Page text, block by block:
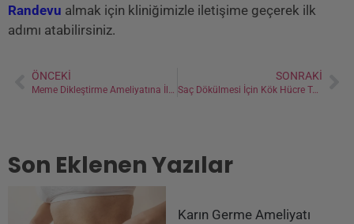
Randevu almak için kliniğimizle iletişime geçerek ilk
adımı atabilirsiniz.
ÖNCEKI SONRAKI
Saç Dökülmesi İçin Kök Hücre Tedavisi
Son Eklenen Yazılar
Karın Germe Ameliyatı